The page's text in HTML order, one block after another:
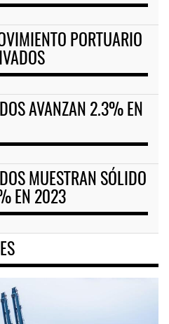
PORTUARIO
AVANZAN 2.3% EN
MUESTRAN SÓLIDO
EN 2023